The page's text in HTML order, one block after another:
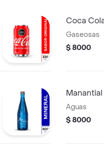
Coca
Gaseosas
$ 8000
Aguas
$ 8000